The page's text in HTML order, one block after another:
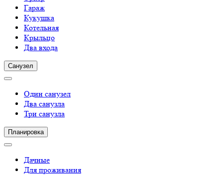
Гараж
Кукушка
Котельная
Крыльцо
Два входа
Санузел
Один санузел
Два санузла
Три санузла
Планировка
Дачные
Для проживания